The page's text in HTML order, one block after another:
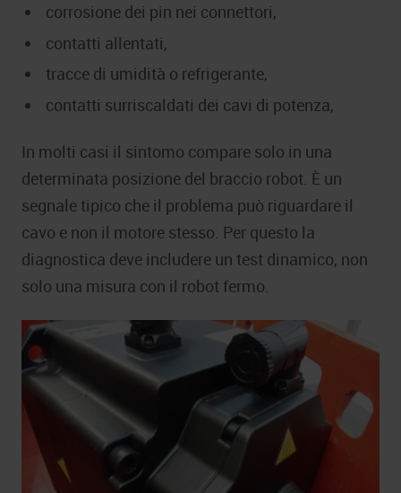
corrosione dei pin nei connettori,
contatti allentati,
tracce di umidità o refrigerante,
contatti surriscaldati dei cavi di potenza,
In molti casi il sintomo compare solo in una
determinata posizione del braccio robot. È un
segnale tipico che il problema può riguardare il
cavo e non il motore stesso. Per questo la
diagnostica deve includere un test dinamico, non
solo una misura con il robot fermo.